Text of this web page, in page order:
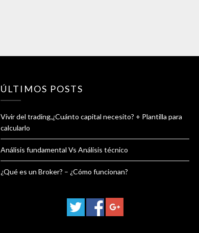
ÚLTIMOS POSTS
Vivir del trading,¿Cuánto capital necesito? + Plantilla para
calcularlo
Análisis fundamental Vs Análisis técnico
¿Qué es un Broker? – ¿Cómo funcionan?